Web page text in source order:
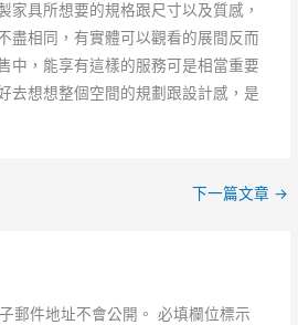
家具所想要的規格跟尺寸以及質感，
盡相同，有實體可以觀看的展間反而
中，能享有這樣的服務可是相當重要
去想想整個空間的規劃跟設計感，是
下一篇文章 →
郵件地址不會公開。 必填欄位標示